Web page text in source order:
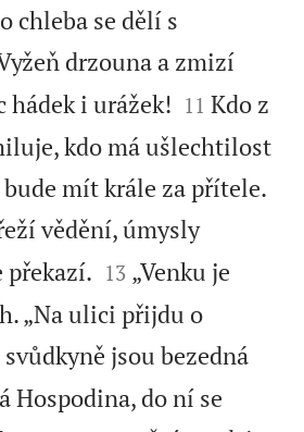
chleba se dělí s
drzouna a zmizí
hádek i urážek! 

11 Kdo z
kdo má ušlechtilost
mít krále za přítele.
vědění, úmysly
překazí. 

13 „Venku je
„Na ulici přijdu o
svůdkyně jsou bezedná
Hospodina, do ní se